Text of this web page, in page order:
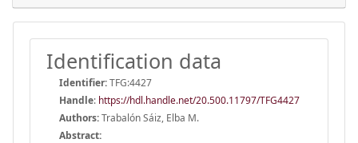
Identification data
Identifier:TFG:4427
Handle: https://hdl.handle.net/20.500.11797/TFG4427
Authors:Trabalón Sáiz, Elba M.
Abstract: